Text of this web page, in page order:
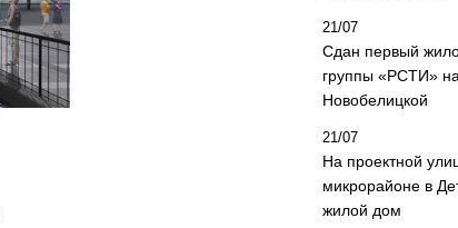
21/07
Сдан первый
группы «РСТИ»
Новобелицкой
21/07
На проектной
микрорайоне в
жилой дом